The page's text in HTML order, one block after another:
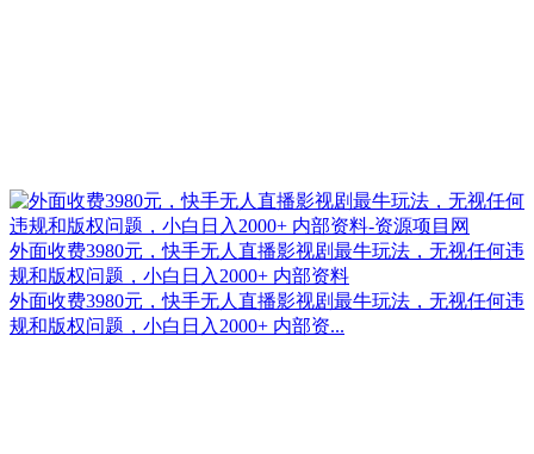
外面收费3980元，快手无人直播影视剧最牛玩法，无视任何违
规和版权问题，小白日入2000+ 内部资料
外面收费3980元，快手无人直播影视剧最牛玩法，无视任何违
规和版权问题，小白日入2000+ 内部资...